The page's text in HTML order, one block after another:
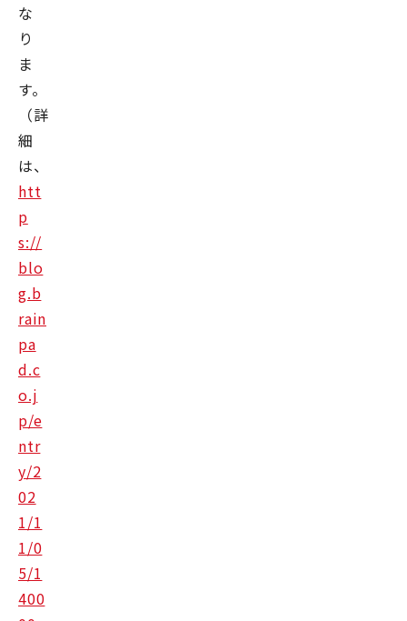
な
り
ま
す。
（詳
細
は、
htt
p
s://
blo
g.b
rain
pa
d.c
o.j
p/e
ntr
y/2
02
1/1
1/0
5/1
400